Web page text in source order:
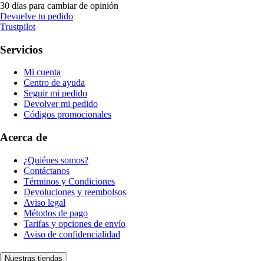
30 días para cambiar de opinión
Devuelve tu pedido
Trustpilot
Servicios
Mi cuenta
Centro de ayuda
Seguir mi pedido
Devolver mi pedido
Códigos promocionales
Acerca de
¿Quiénes somos?
Contáctanos
Términos y Condiciones
Devoluciones y reembolsos
Aviso legal
Métodos de pago
Tarifas y opciones de envío
Aviso de confidencialidad
Nuestras tiendas